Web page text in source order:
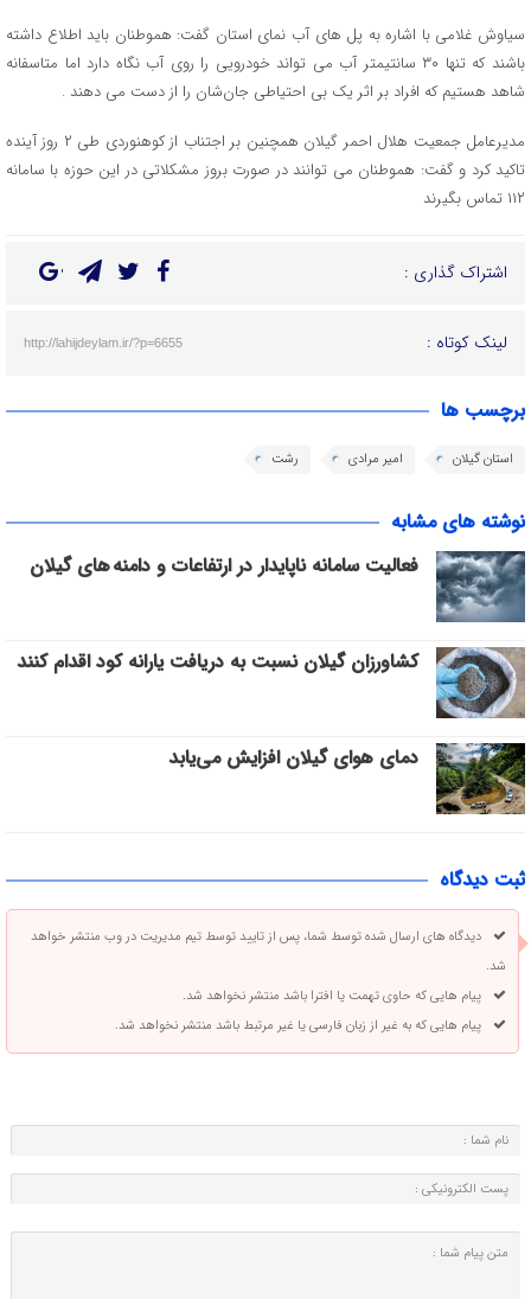
سیاوش غلامی با اشاره به پل های آب نمای استان گفت: هموطنان باید اطلاع داشته
باشند که تنها ۳۰ سانتیمتر آب می تواند خودرویی را روی آب نگاه دارد اما متاسفانه
شاهد هستیم که افراد بر اثر یک بی احتیاطی جان‌شان را از دست می دهند .
مدیرعامل جمعیت هلال احمر گیلان همچنین بر اجتناب از کوهنوردی طی ۲ روز آینده
تاکید کرد و گفت: هموطنان می توانند در صورت بروز مشکلاتی در این حوزه با سامانه
۱۱۲ تماس بگیرند
اشتراک گذاری :
لینک کوتاه : http://lahijdeylam.ir/?p=6655
برچسب ها
استان گیلان امیر مرادی رشت
نوشته های مشابه
فعالیت سامانه ناپایدار در ارتفاعات و دامنه های گیلان
کشاورزان گیلان نسبت به دریافت یارانه کود اقدام کنند
دمای هوای گیلان افزایش می‌یابد
ثبت دیدگاه
دیدگاه های ارسال شده توسط شما، پس از تایید توسط تیم مدیریت در وب منتشر خواهد
شد.
پیام هایی که حاوی تهمت یا افترا باشد منتشر نخواهد شد.
پیام هایی که به غیر از زبان فارسی یا غیر مرتبط باشد منتشر نخواهد شد.